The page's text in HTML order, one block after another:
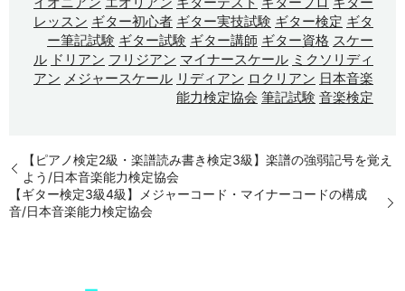
レッスン ギター初心者 ギター実技試験 ギター検定 ギタ
ー筆記試験 ギター試験 ギター講師 ギター資格 スケー
ル ドリアン フリジアン マイナースケール ミクソリディ
アン メジャースケール リディアン ロクリアン 日本音楽
能力検定協会 筆記試験 音楽検定
【ピアノ検定2級・楽譜読み書き検定3級】楽譜の強弱記号を覚え
よう/日本音楽能力検定協会
【ギター検定3級4級】メジャーコード・マイナーコードの構成
音/日本音楽能力検定協会